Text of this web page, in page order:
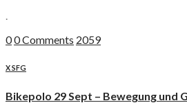
00 Comments 2059
X SFG
Bikepolo 29 Sept – Bewegung und